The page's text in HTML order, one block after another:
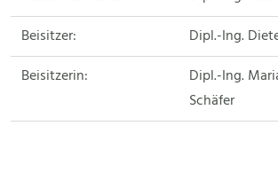
Beisitzer:
Dipl.-Ing.
Beisitzerin:
Dipl.-Ing.
Schäfer